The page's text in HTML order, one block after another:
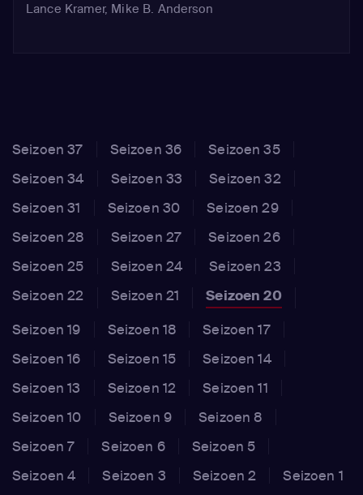
Lance Kramer, Mike B. Anderson
Seizoen 37 Seizoen 36
Seizoen 35
Seizoen 34
Seizoen 33
Seizoen 32
Seizoen 31
Seizoen 30
Seizoen 29
Seizoen 28
Seizoen 27
Seizoen 26
Seizoen 25
Seizoen 24
Seizoen 23
Seizoen 22
Seizoen 21
Seizoen 20
Seizoen 19
Seizoen 18
Seizoen 17
Seizoen 16
Seizoen 15
Seizoen 14
Seizoen 13
Seizoen 12
Seizoen 11
Seizoen 10
Seizoen 9
Seizoen 8
Seizoen 7
Seizoen 6
Seizoen 5
Seizoen 4
Seizoen 3 Seizoen 2 Seizoen 1